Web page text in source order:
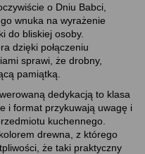
o Dniu Babci,
wnuka na wyrażenie
do bliskiej osoby.
dzięki połączeniu
sprawi, że drobny,
pamiątką.
dedykacją to klasa
i format przykuwają uwagę i
kuchennego.
drewna, z którego
że taki praktyczny